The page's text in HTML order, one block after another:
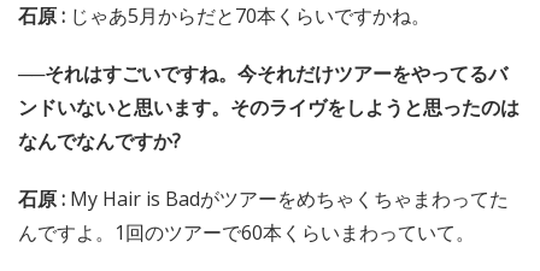
石原 : じゃあ5月からだと70本くらいですかね。
──それはすごいですね。今それだけツアーをやってるバ
ンドいないと思います。そのライヴをしようと思ったのは
なんでなんですか?
石原 : My Hair is Badがツアーをめちゃくちゃまわってた
んですよ。1回のツアーで60本くらいまわっていて。